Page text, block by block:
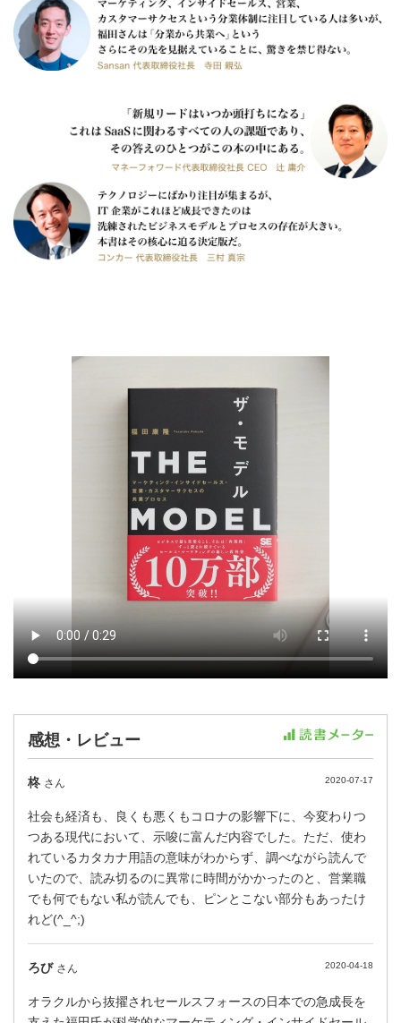
感想・レビュー
柊 さん 2020-07-17
社会も経済も、良くも悪くもコロナの影響下に、今変わりつ
つある現代において、示唆に富んだ内容でした。ただ、使わ
れているカタカナ用語の意味がわからず、調べながら読んで
いたので、読み切るのに異常に時間がかかったのと、営業職
でも何でもない私が読んでも、ピンとこない部分もあったけ
れど(^_^;)
ろび さん 2020-04-18
オラクルから抜擢されセールスフォースの日本での急成長を